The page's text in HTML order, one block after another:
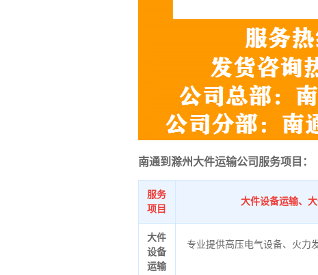
南通到滁州大件运输公司服务项目：
服务
项目
大件设备运输、
大件
设备
运输
专业提供高压电气设备、火力